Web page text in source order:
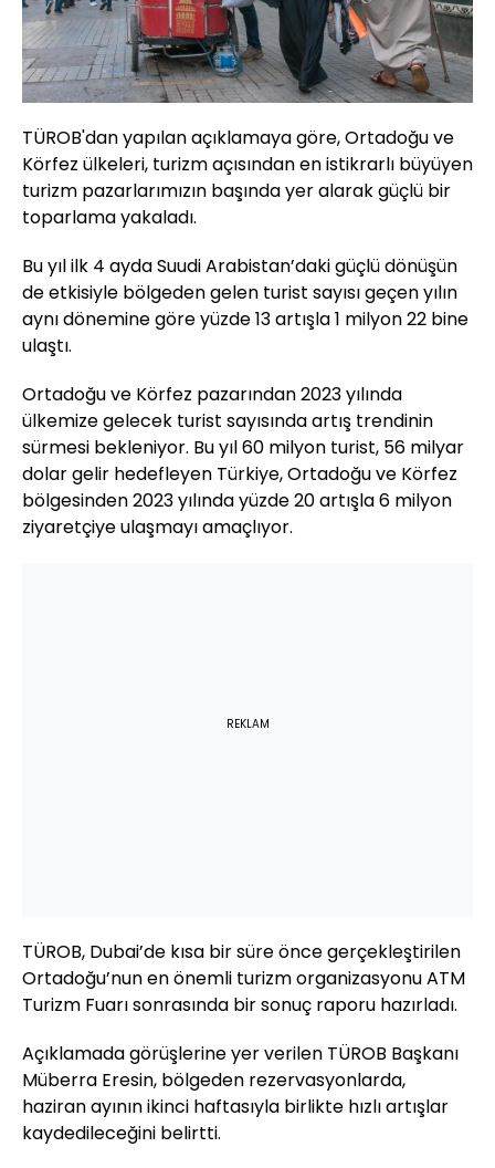
TÜROB'dan yapılan açıklamaya göre, Ortadoğu ve
Körfez ülkeleri, turizm açısından en istikrarlı büyüyen
turizm pazarlarımızın başında yer alarak güçlü bir
toparlama yakaladı.
Bu yıl ilk 4 ayda Suudi Arabistan’daki güçlü dönüşün
de etkisiyle bölgeden gelen turist sayısı geçen yılın
aynı dönemine göre yüzde 13 artışla 1 milyon 22 bine
ulaştı.
Ortadoğu ve Körfez pazarından 2023 yılında
ülkemize gelecek turist sayısında artış trendinin
sürmesi bekleniyor. Bu yıl 60 milyon turist, 56 milyar
dolar gelir hedefleyen Türkiye, Ortadoğu ve Körfez
bölgesinden 2023 yılında yüzde 20 artışla 6 milyon
ziyaretçiye ulaşmayı amaçlıyor.
REKLAM
TÜROB, Dubai’de kısa bir süre önce gerçekleştirilen
Ortadoğu’nun en önemli turizm organizasyonu ATM
Turizm Fuarı sonrasında bir sonuç raporu hazırladı.
Açıklamada görüşlerine yer verilen TÜROB Başkanı
Müberra Eresin, bölgeden rezervasyonlarda,
haziran ayının ikinci haftasıyla birlikte hızlı artışlar
kaydedileceğini belirtti.